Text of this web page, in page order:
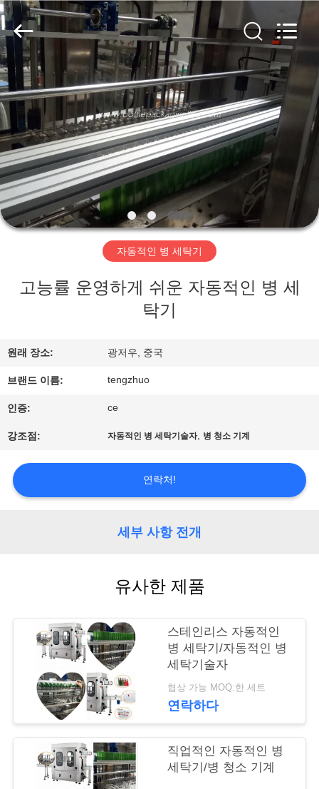
집
제
품
비
디
관
한
리
-
2026
Guangzhou
TENGZHUO
Machinery
Equipment
Co,Ltd..
All
Rights
Reserved.
자동적인 병 세탁기
고능률 운영하게 쉬운 자동적인 병 세
탁기
원래 장소: 광저우, 중국
브랜드 이름: tengzhuo
인증: ce
강조점: 자동적인 병 세탁기술자, 병 청소 기계
연락처!
세부 사항 전개
유사한 제품
스테인리스 자동적인
병 세탁기/자동적인 병
세탁기술자
협상 가능 MOQ:한 세트
연락하다
직업적인 자동적인 병
세탁기/병 청소 기계